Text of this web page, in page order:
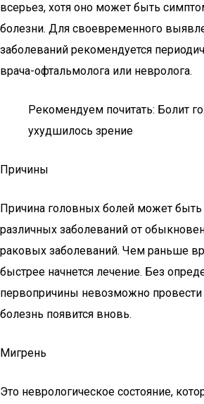
всерьез, хотя оно может быть
болезни. Для своевременного
заболеваний рекомендуется
врача-офтальмолога или невролога.
Рекомендуем почитать: Болит
ухудшилось зрение
Причины
Причина головных болей может
различных заболеваний от
раковых заболеваний. Чем раньше
быстрее начнется лечение. Без
первопричины невозможно провести
болезнь появится вновь.
Мигрень
Это неврологическое состояние,